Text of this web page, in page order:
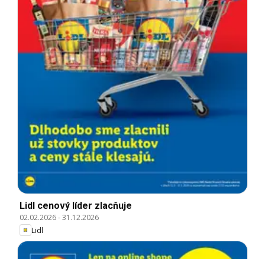
Lidl cenový líder zlacňuje
02.02.2026-31.12.2026
Lidl